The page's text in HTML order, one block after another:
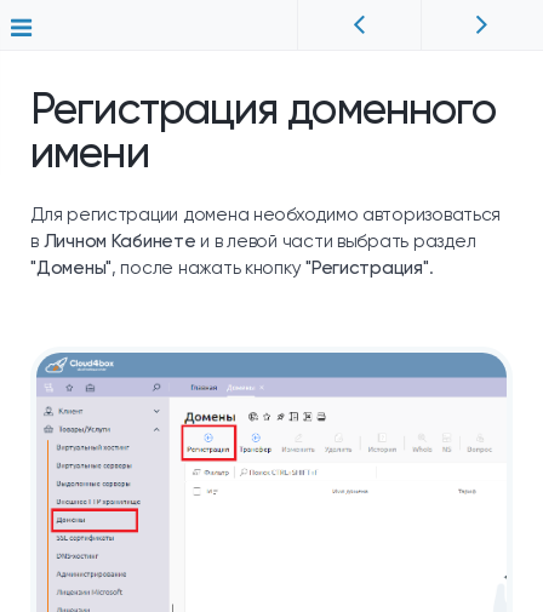
Регистрация доменного
имени
Для регистрации домена необходимо авторизоваться
в Личном Кабинете и в левой части выбрать раздел
"Домены", после нажать кнопку"Регистрация".